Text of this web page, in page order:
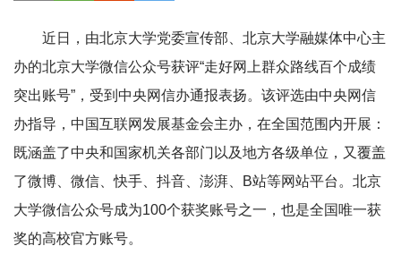
近日，由北京大学党委宣传部、北京大学融媒体中心主
办的北京大学微信公众号获评“走好网上群众路线百个成绩
突出账号”，受到中央网信办通报表扬。该评选由中央网信
办指导，中国互联网发展基金会主办，在全国范围内开展：
既涵盖了中央和国家机关各部门以及地方各级单位，又覆盖
了微博、微信、快手、抖音、澎湃、B站等网站平台。北京
大学微信公众号成为100个获奖账号之一，也是全国唯一获
奖的高校官方账号。